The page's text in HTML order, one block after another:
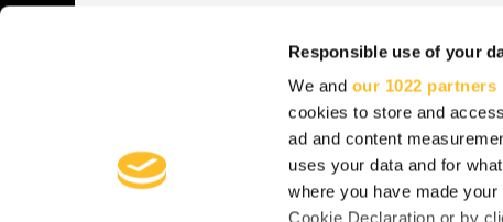
Responsible use of your
We and our 1022 partners
cookies to store and
ad and content
uses your data and for
where you have made
Cookie Declaration or by